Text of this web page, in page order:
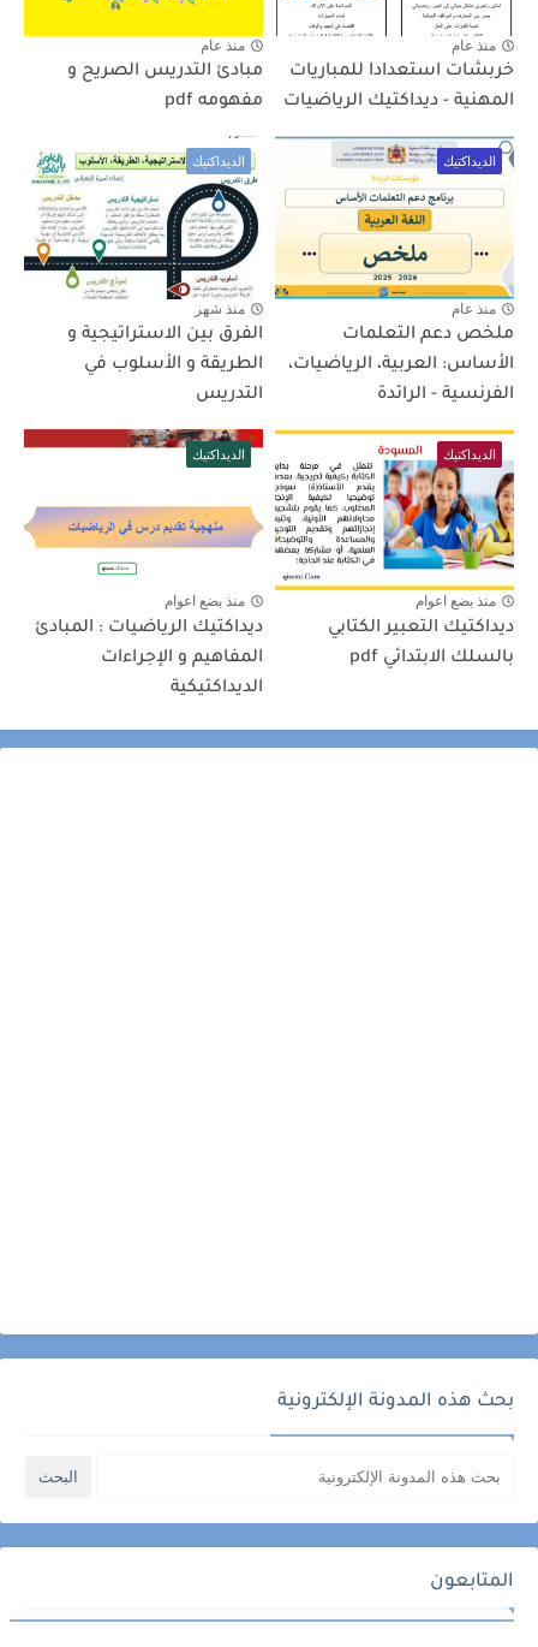
منذ عام
خربشات استعدادا للمباريات
المهنية - ديداكتيك الرياضيات
منذ عام
مبادئ التدريس الصريح و
مفهومه pdf
الديداكتيك
منذ عام
ملخص دعم التعلمات
الأساس: العربية، الرياضيات،
الفرنسية - الرائدة
الديداكتيك
منذ شهر
الفرق بين الاستراتيجية و
الطريقة و الأسلوب في
التدريس
الديداكتيك
منذ بضع اعوام
ديداكتيك التعبير الكتابي
بالسلك الابتدائي pdf
الديداكتيك
منذ بضع اعوام
ديداكتيك الرياضيات : المبادئ
المفاهيم و الإجراءات
الديداكتيكية
بحث هذه المدونة الإلكترونية
المتابعون